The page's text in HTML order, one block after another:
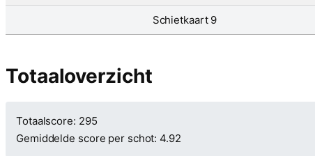
Schietkaart 9
Totaaloverzicht
Totaalscore: 295
Gemiddelde score per schot: 4.92